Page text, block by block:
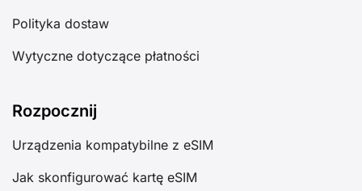
Polityka dostaw
Wytyczne dotyczące płatności
Rozpocznij
Urządzenia kompatybilne z eSIM
Jak skonfigurować kartę eSIM